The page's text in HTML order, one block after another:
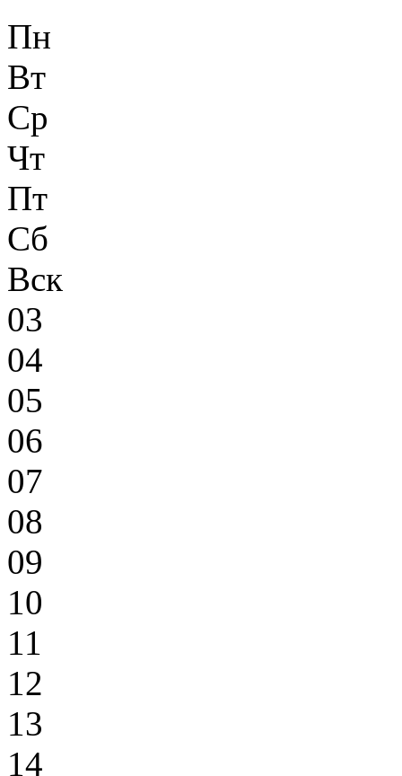
Пн
Вт
Ср
Чт
Пт
Сб
Вск
03
04
05
06
07
08
09
10
11
12
13
14